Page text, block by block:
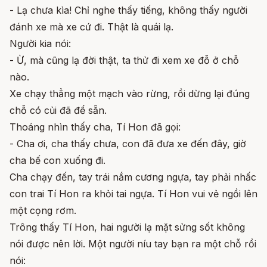
- Lạ chưa kìa! Chỉ nghe thấy tiếng, không thấy người
đánh xe mà xe cứ đi. Thật là quái lạ.
Người kia nói:
- Ừ, mà cũng lạ đời thật, ta thử đi xem xe đỗ ở chỗ
nào.
Xe chạy thẳng một mạch vào rừng, rồi dừng lại đúng
chỗ có củi đã để sẵn.
Thoáng nhìn thấy cha, Tí Hon đã gọi:
- Cha ơi, cha thấy chưa, con đã đưa xe đến đây, giờ
cha bế con xuống đi.
Cha chạy đến, tay trái nắm cương ngựa, tay phải nhấc
con trai Tí Hon ra khỏi tai ngựa. Tí Hon vui vẻ ngồi lên
một cọng rơm.
Trông thấy Tí Hon, hai người lạ mặt sửng sốt không
nói được nên lời. Một người níu tay bạn ra một chỗ rồi
nói: